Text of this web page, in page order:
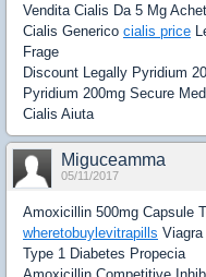
Vendita Cialis Da 5 Mg
Cialis Generico cialis price
Frage
Discount Legally Pyridium
Pyridium 200mg Secure
Cialis Aiuta
Miguceamma
05/11/2017
Amoxicillin 500mg Capsule
wheretobuylevitrapills
Type 1 Diabetes Propecia
Amoxicillin Competitive